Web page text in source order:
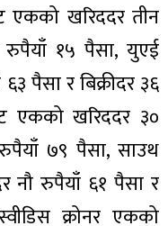
एकको खरिददर तीन
रुपैयाँ १५ पैसा, युएई
पैसा र बिक्रीदर ३६
एकको खरिददर ३०
७९ पैसा, साउथ
नौ रुपैयाँ ६१ पैसा र
क्रोनर एकको